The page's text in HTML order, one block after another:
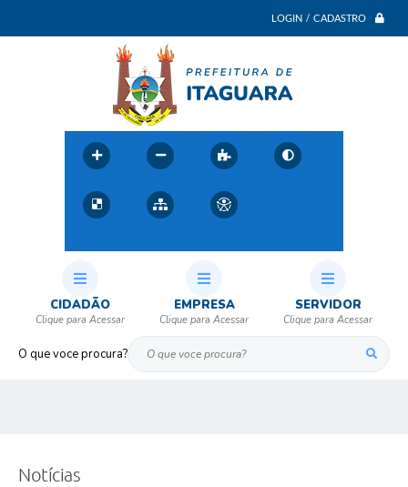
LOGIN / CADASTRO
O que voce procura?
CIDADÃO EMPRESA SERVIDOR
Notícias